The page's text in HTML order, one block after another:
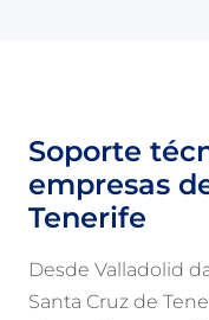
Soporte
empresas
Tenerife
Desde Valladolid
Santa Cruz de